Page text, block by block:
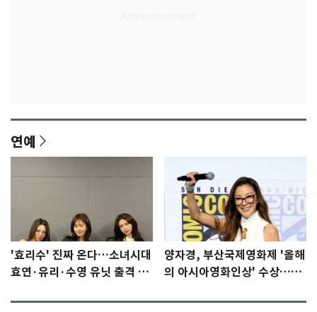
연예
'효리수' 진짜 온다…소녀시대
효연·유리·수영 유닛 출격 [N
양자경, 부산국제영화제 '올해
의 아시아영화인상' 수상…15